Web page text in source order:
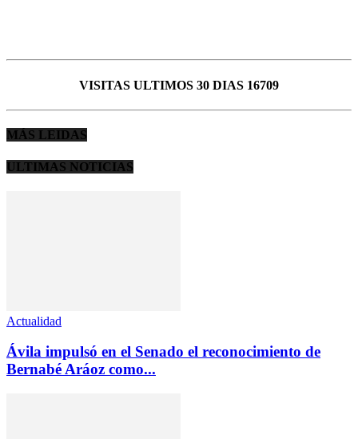
VISITAS ULTIMOS 30 DIAS 16709
MÁS LEIDAS
ULTIMAS NOTICIAS
Actualidad
Ávila impulsó en el Senado el reconocimiento de
Bernabé Aráoz como...